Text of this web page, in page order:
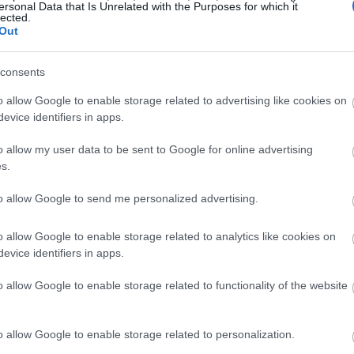
Data that Is Unrelated with the Purposes for which it
allow Google to enable storage related to advertising like cookies on
identifiers in apps.
allow my user data to be sent to Google for online advertising
allow Google to send me personalized advertising.
allow Google to enable storage related to analytics like cookies on
identifiers in apps.
allow Google to enable storage related to functionality of the website
allow Google to enable storage related to personalization.
εβδομάδας 13 - 19 Απριλίου 2026 για
ζώδια, από την ζαρΑτούΣΤΡΑ
ένα νέο κεφάλαιο
τα μέσα Απριλίου
στρέφεται ξεκάθαρα προς τη δράση. Οι ιδέες
σου αφήνουν περιθώριο να μείνεις στάσιμος.
και να αλλάξεις όσα μέχρι τώρα σε κρατούσαν